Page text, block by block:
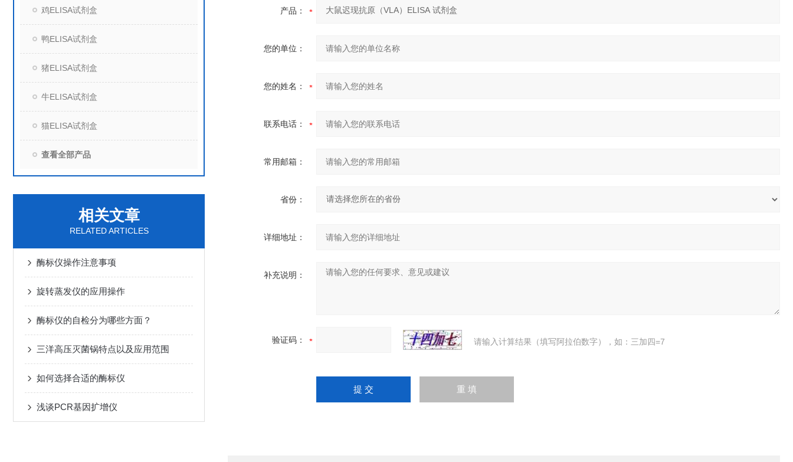
鸡ELISA试剂盒
鸭ELISA试剂盒
猪ELISA试剂盒
牛ELISA试剂盒
猫ELISA试剂盒
查看全部产品
相关文章
RELATED ARTICLES
酶标仪操作注意事项
旋转蒸发仪的应用操作
酶标仪的自检分为哪些方面？
三洋高压灭菌锅特点以及应用范围
如何选择合适的酶标仪
浅谈PCR基因扩增仪
产品：
您的单位：
您的姓名：
联系电话：
常用邮箱：
省份：
详细地址：
补充说明：
验证码： 请输入计算结果（填写阿拉伯数字），如：三加四=7